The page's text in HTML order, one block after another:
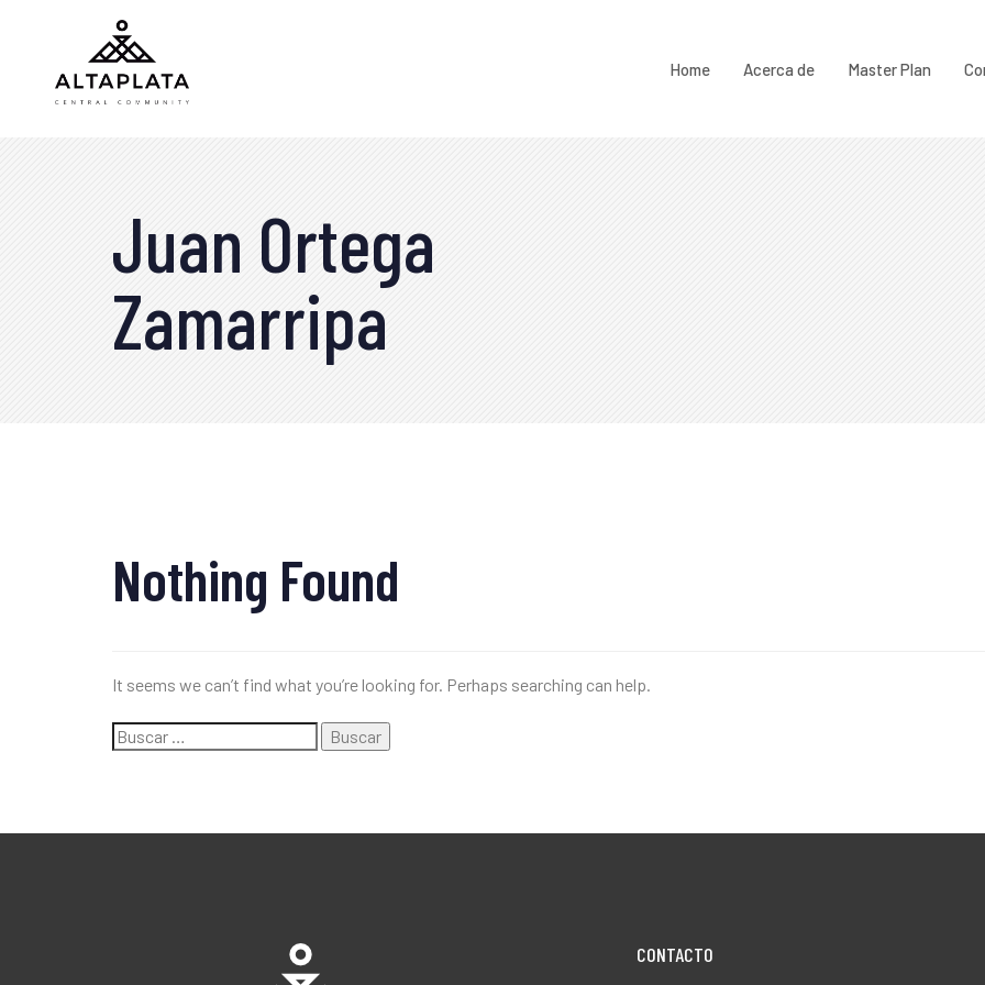
Home Acerca de Master Plan
Juan Ortega
Zamarripa
Nothing Found
It seems we can’t find what you’re looking for. Perhaps searching can help.
CONTACT0